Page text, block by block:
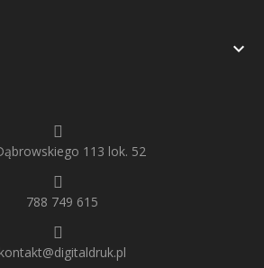

113 lok. 52
788 749 615
kontakt@digitaldruk.pl